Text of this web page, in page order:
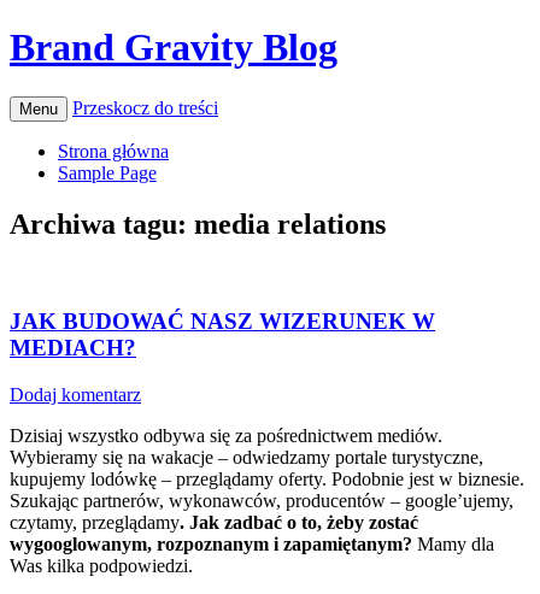
Brand Gravity Blog
Menu Przeskocz do treści
Strona główna
Sample Page
Archiwa tagu: media relations
JAK BUDOWAĆ NASZ WIZERUNEK W
MEDIACH?
Dodaj komentarz
Dzisiaj wszystko odbywa się za pośrednictwem mediów.
Wybieramy się na wakacje – odwiedzamy portale turystyczne,
kupujemy lodówkę – przeglądamy oferty. Podobnie jest w biznesie.
Szukając partnerów, wykonawców, producentów – google’ujemy,
czytamy, przeglądamy. Jak zadbać o to, żeby zostać
wygooglowanym, rozpoznanym i zapamiętanym? Mamy dla
Was kilka podpowiedzi.